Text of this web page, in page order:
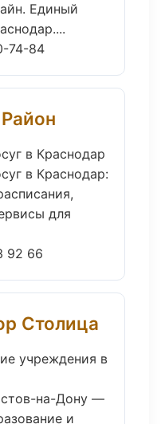
Единый
74-84
в Краснодар
в Краснодар:
для
92 66
Столица
учреждения в
на-Дону —
и